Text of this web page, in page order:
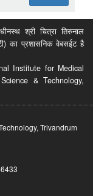
श्री चित्रा तिरुनाल
का प्रशासनिक वेबसईट है
Institute for Medical
& Technology,
Trivandrum